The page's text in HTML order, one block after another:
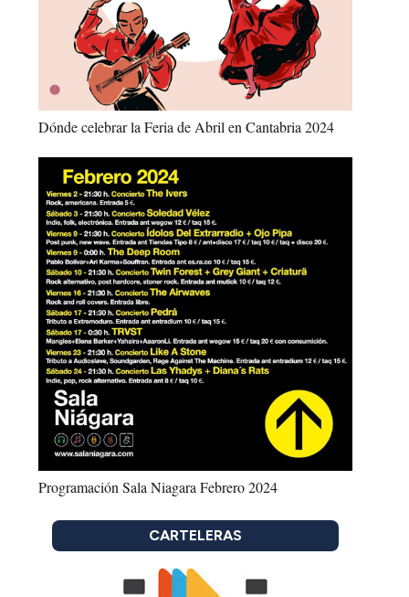
Dónde celebrar la Feria de Abril en Cantabria 2024
Programación Sala Niagara Febrero 2024
CARTELERAS